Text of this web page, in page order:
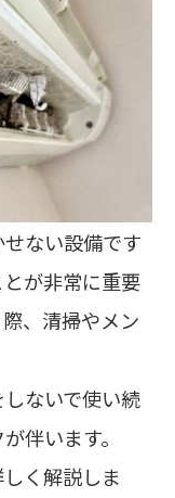
ない設備です
が非常に重要
、清掃やメン
ないで使い続
伴います。
く解説しま